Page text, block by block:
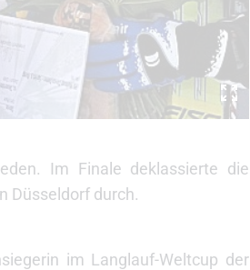
Im Finale deklassierte die
Düsseldorf durch.
im Langlauf-Weltcup der